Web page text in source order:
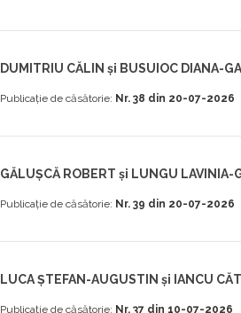
DUMITRIU CĂLIN și BUSUIOC DIANA-
Publicație de căsătorie: Nr. 38 din 20-07-2026
GĂLUȘCĂ ROBERT și LUNGU LAVINIA-
Publicație de căsătorie: Nr. 39 din 20-07-2026
LUCA ȘTEFAN-AUGUSTIN și IANCU
Publicație de căsătorie: Nr. 37 din 10-07-2026